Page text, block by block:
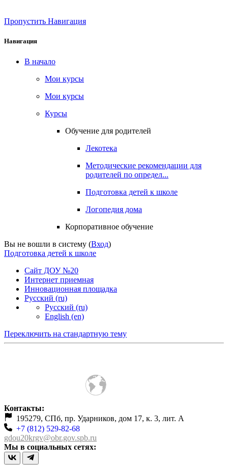
Пропустить Навигация
Навигация
В начало
Мои курсы
Мои курсы
Курсы
Обучение для родителей
Лекотека
Методические рекомендации для
родителей по определ...
Подготовка детей к школе
Логопедия дома
Корпоративное обучение
Вы не вошли в систему (Вход)
Подготовка детей к школе
Сайт ДОУ №20
Интернет приемная
Инновационная площадка
Русский ‎(ru)‎
Русский ‎(ru)‎
English ‎(en)‎
Переключить на стандартную тему
Контакты:
195279, СПб, пр. Ударников, дом 17, к. 3, лит. А
+7 (812) 529-82-68
gdou20krgv@obr.gov.spb.ru
Мы в социальных сетях: